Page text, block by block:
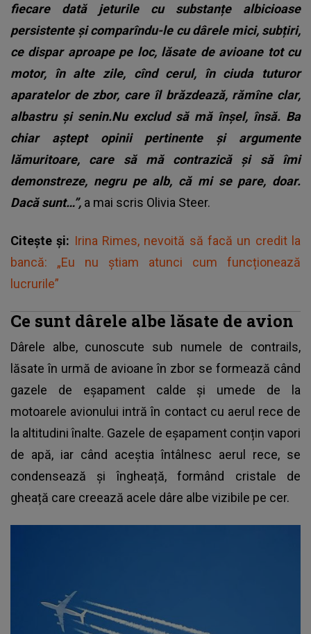
fiecare dată jeturile cu substanțe albicioase
persistente și comparîndu-le cu dârele mici, subțiri,
ce dispar aproape pe loc, lăsate de avioane tot cu
motor, în alte zile, cînd cerul, în ciuda tuturor
aparatelor de zbor, care îl brăzdează, rămîne clar,
albastru și senin.Nu exclud să mă înșel, însă. Ba
chiar aștept opinii pertinente și argumente
lămuritoare, care să mă contrazică și să îmi
demonstreze, negru pe alb, că mi se pare, doar.
Dacă sunt…”, a mai scris Olivia Steer.
Citește și: Irina Rimes, nevoită să facă un credit la
bancă: „Eu nu știam atunci cum funcționează
lucrurile”
Ce sunt dârele albe lăsate de avion
Dârele albe, cunoscute sub numele de contrails,
lăsate în urmă de avioane în zbor se formează când
gazele de eșapament calde și umede de la
motoarele avionului intră în contact cu aerul rece de
la altitudini înalte. Gazele de eșapament conțin vapori
de apă, iar când aceștia întâlnesc aerul rece, se
condensează și îngheață, formând cristale de
gheață care creează acele dâre albe vizibile pe cer.